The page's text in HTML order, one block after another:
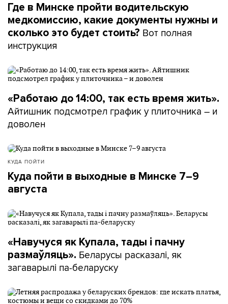
Где в Минске пройти водительскую
медкомиссию, какие документы нужны и
сколько это будет стоить? Вот полная
инструкция
«Работаю до 14:00, так есть время жить».
Айтишник подсмотрел график у плиточника – и
доволен
КУДА ПОЙТИ
Куда пойти в выходные в Минске 7–9
августа
«Навучуся як Купала, тады і пачну
размаўляць». Беларусы расказалі, як
загаварылі па-беларуску